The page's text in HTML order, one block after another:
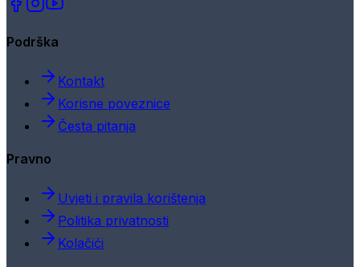
Podrška
Kontakt
Korisne poveznice
Česta pitanja
Pravno
Uvjeti i pravila korištenja
Politika privatnosti
Kolačići